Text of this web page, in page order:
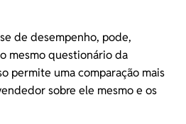
de desempenho, pode,
mesmo questionário da
permite uma comparação mais
sobre ele mesmo e os